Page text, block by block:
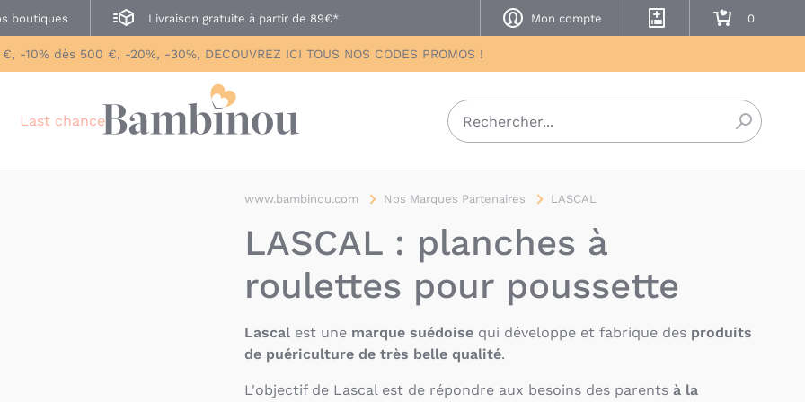
boutiques Livraison gratuite à partir de 89€* Mon compte
Mes listes de naissance
Mon panier
-10% dès 500 €, -20%, -30%, DECOUVREZ ICI TOUS NOS CODES PROMOS !
Last chance
www.bambinou.com Nos Marques Partenaires LASCAL
LASCAL : planches à
roulettes pour poussette
Lascal est une marque suédoise qui développe et fabrique des produits
de puériculture de très belle qualité.
L'objectif de Lascal est de répondre aux besoins des parents à la